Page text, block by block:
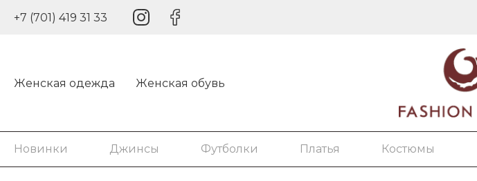
+7 (701) 419 31 33
Женская одежда Женская обувь
Новинки Джинсы Футболки Платья Костюмы